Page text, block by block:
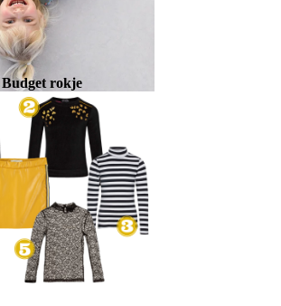
Budget rokje